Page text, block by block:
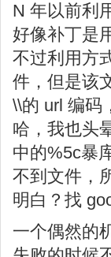
N 年以前利
好像补丁是
不过利用方
件，但是该
\\的 url 编码
哈，我也头
中的%5c暴
不到文件，
明白？找
一个偶然的